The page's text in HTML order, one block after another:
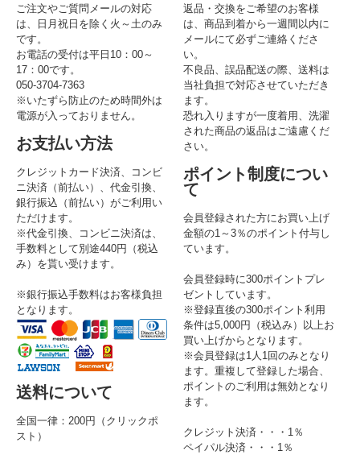
ご注文やご質問メールの対応
は、日月祝日を除く火～土のみ
です。
お電話の受付は平日10：00～
17：00です。
050-3704-7363
※いたずら防止のため時間外は
電源が入っておりません。
お支払い方法
クレジットカード決済、コンビ
ニ決済（前払い）、代金引換、
銀行振込（前払い）がご利用い
ただけます。
※代金引換、コンビニ決済は、
手数料として別途440円（税込
み）を貰い受けます。
※銀行振込手数料はお客様負担
となります。
送料について
全国一律：200円（クリックポ
スト）
返品・交換をご希望のお客様
は、商品到着から一週間以内に
メールにて必ずご連絡くださ
い。
不良品、誤品配送の際、送料は
当社負担で対応させていただき
ます。
恐れ入りますが一度着用、洗濯
された商品の返品はご遠慮くだ
さい。
ポイント制度につい
て
会員登録された方にお買い上げ
金額の1～3％のポイント付与し
ています。
会員登録時に300ポイントプレ
ゼントしています。
※登録直後の300ポイント利用
条件は5,000円（税込み）以上お
買い上げからとなります。
※会員登録は1人1回のみとなり
ます。重複して登録した場合、
ポイントのご利用は無効となり
ます。
クレジット決済・・・1％
ペイパル決済・・・1％